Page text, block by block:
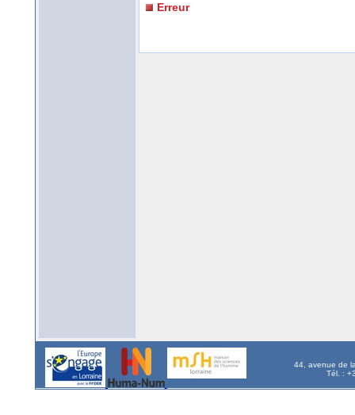
Erreur
44, avenue de
Tél. :